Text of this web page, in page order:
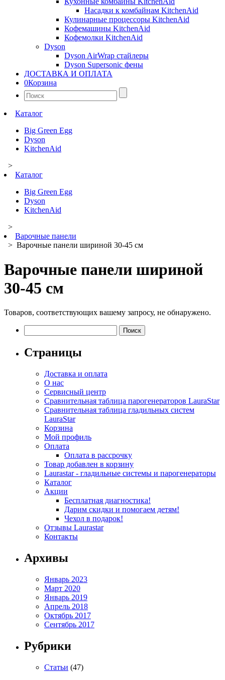
Насадки к комбайнам KitchenAid
Кулинарные процессоры KitchenAid
Кофемашины KitchenAid
Кофемолки KitchenAid
Dyson
Dyson AirWrap стайлеры
Dyson Supersonic фены
ДОСТАВКА И ОПЛАТА
0Корзина
Найти:
Каталог
Big Green Egg
Dyson
KitchenAid
>
Каталог
Big Green Egg
Dyson
KitchenAid
>
Варочные панели
> Варочные панели шириной 30-45 см
Варочные панели шириной
30-45 см
Товаров, соответствующих вашему запросу, не обнаружено.
Страницы
Доставка и оплата
О нас
Сервисный центр
Сравнительная таблица парогенераторов LauraStar
Сравнительная таблица гладильных систем
LauraStar
Корзина
Мой профиль
Оплата
Оплата в рассрочку
Товар добавлен в корзину
Laurastar - гладильные системы и парогенераторы
Каталог
Акции
Бесплатная диагностика!
Дарим скидки и помогаем детям!
Чехол в подарок!
Отзывы Laurastar
Контакты
Архивы
Январь 2023
Март 2020
Январь 2019
Апрель 2018
Октябрь 2017
Сентябрь 2017
Рубрики
Статьи (47)